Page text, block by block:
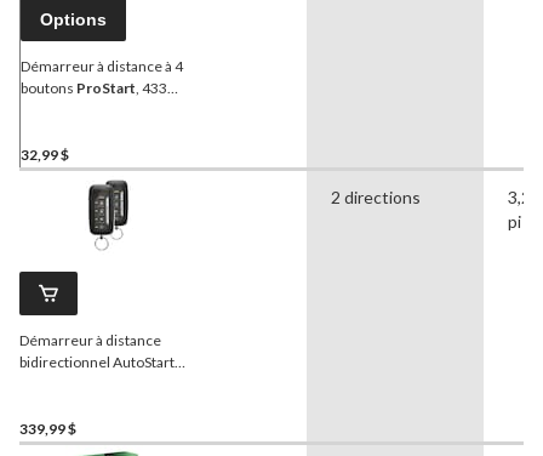
Options
Démarreur à distance à 4
boutons ProStart , 433
32,99 $
Démarreur à distance
bidirectionnel AutoStart
339,99 $
2 directions
3,28
pi